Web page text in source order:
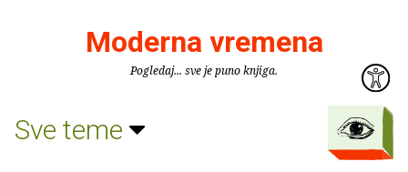
Moderna vremena
Pogledaj... sve je puno knjiga.
Sve teme